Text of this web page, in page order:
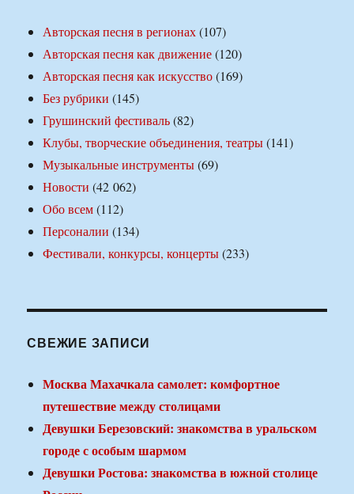
Авторская песня в регионах(107)
Авторская песня как движение(120)
Авторская песня как искусство(169)
Без рубрики (145)
Грушинский фестиваль(82)
Клубы, творческие объединения, театры(141)
Музыкальные инструменты(69)
Новости (42 062)
Обо всем(112)
Персоналии (134)
Фестивали, конкурсы, концерты(233)
СВЕЖИЕ ЗАПИСИ
Москва Махачкала самолет: комфортное
путешествие между столицами
Девушки Березовский: знакомства в уральском
городе с особым шармом
Девушки Ростова: знакомства в южной столице